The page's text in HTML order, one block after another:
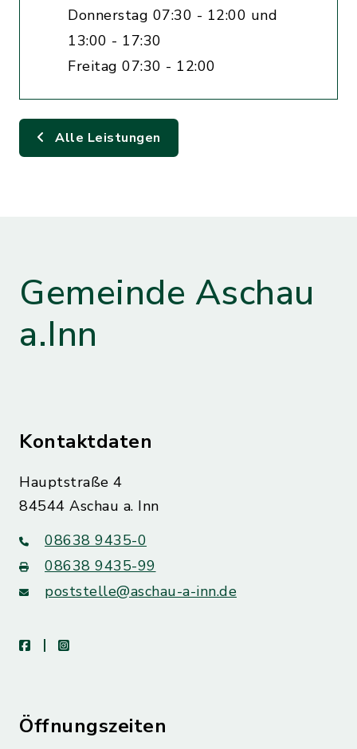
Donnerstag 07:30 - 12:00 und
13:00 - 17:30
Freitag 07:30 - 12:00
Alle Leistungen
Gemeinde Aschau
a.Inn
Kontaktdaten
Hauptstraße 4
84544 Aschau a. Inn
08638 9435-0
08638 9435-99
poststelle@aschau-a-inn.de
facebookinstagram
Öffnungszeiten